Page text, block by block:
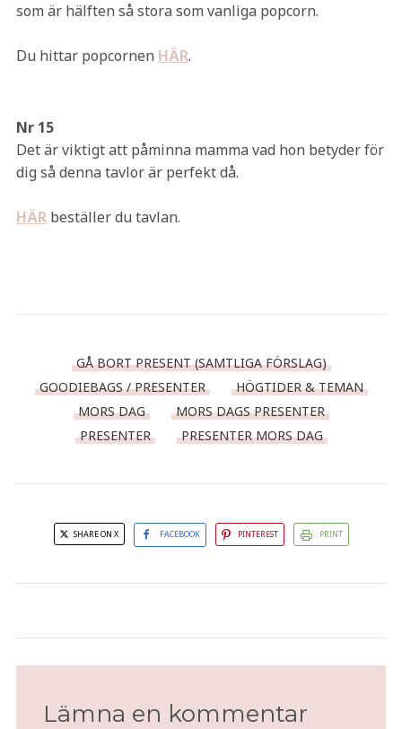
som är hälften så stora som vanliga popcorn.
Du hittar popcornen HÄR.
Nr 15
Det är viktigt att påminna mamma vad hon betyder för
dig så denna tavlor är perfekt då.
HÄRbeställer du tavlan.
GÅ BORT PRESENT (SAMTLIGA FÖRSLAG)
GOODIEBAGS / PRESENTER
HÖGTIDER & TEMAN
MORS DAG
MORS DAGS PRESENTER
PRESENTER
PRESENTER MORS DAG
SHARE ON X FACEBOOK PINTEREST PRINT
Lämna en kommentar